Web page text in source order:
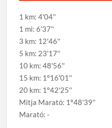
1 km: 4'04''
1 mi: 6'37''
3 km: 12'46''
5 km: 23'17''
10 km: 48'56''
15 km: 1º16'01''
20 km: 1º42'25''
Mitja Marató: 1º48'39''
Marató: -